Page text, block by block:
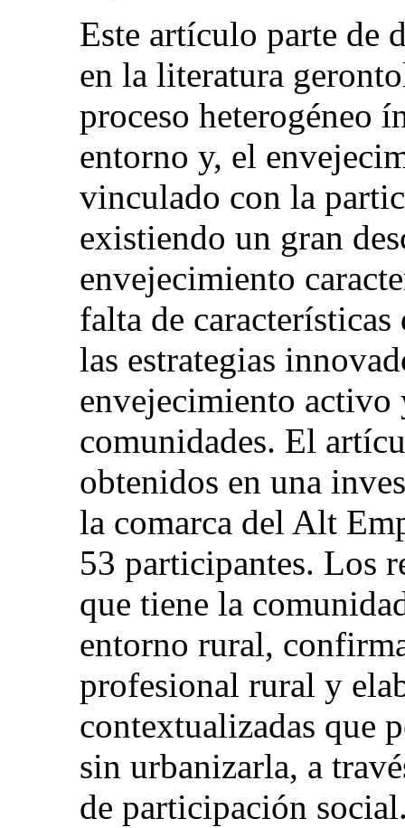
Este artículo parte de
en la literatura
proceso heterogéneo
entorno y, el
vinculado con la
existiendo un gran
envejecimiento
falta de
las estrategias
envejecimiento activo
comunidades. El
obtenidos en una
la comarca del Alt
53 participantes. Los
que tiene la
entorno rural,
profesional rural y
contextualizadas que
sin urbanizarla, a
de participación